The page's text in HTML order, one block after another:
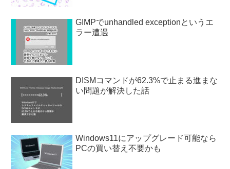
GIMPでunhandled exceptionというエ
ラー遭遇
DISMコマンドが62.3%で止まる進まな
い問題が解決した話
Windows11にアップグレード可能なら
PCの買い替え不要かも